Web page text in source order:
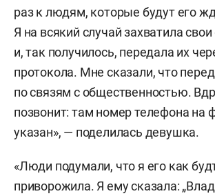
раз к людям, которые будут его
Я на всякий случай захватила
и, так получилось, передала их
протокола. Мне сказали, что
по связям с общественностью.
позвонит: там номер телефона на
указан», — поделилась девушка.
«Люди подумали, что я его как
приворожила. Я ему сказала: